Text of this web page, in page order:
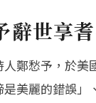
辭世享
鄭愁予，於
美麗的錯誤